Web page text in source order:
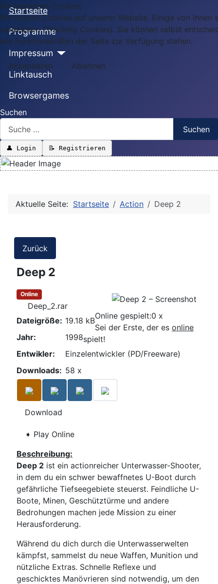
Startseite
Programme
Impressum
Linktausch
Browsergames
Suchen
Suchen
👤 Login 📝 Registrieren
Aktuelle Seite: Startseite Action Deep 2
Zurück
Deep 2
Online
Deep_2.rar
Dateigröße: 19.18 kB
Jahr:
1998
Entwikler:
Einzelentwickler (PD/Freeware)
Downloads: 58 x
Online gespielt:0 x
Sei der Erste, der es online
spielt!
Download
➧ Play Online
Beschreibung:
Deep 2 ist ein actionreicher Unterwasser-Shooter,
in dem du ein schwer bewaffnetes U-Boot durch
gefährliche Tiefseegebiete steuerst. Feindliche U-
Boote, Minen, Geschütztürme und andere
Bedrohungen machen jede Mission zu einer
Herausforderung.
Während du dich durch die Unterwasserwelten
kämpfst, sammelst du neue Waffen, Munition und
nützliche Extras. Schnelle Reflexe und
geschicktes Manövrieren sind notwendig, um den
Wir benutzen Cookies
Wir nutzen Cookies auf unserer Website. Einige von
verbessern (Tracking Cookies). Sie können selbst
alle Funktionalitäten der Seite zur Verfügung stehen.
Akzeptieren Ablehnen